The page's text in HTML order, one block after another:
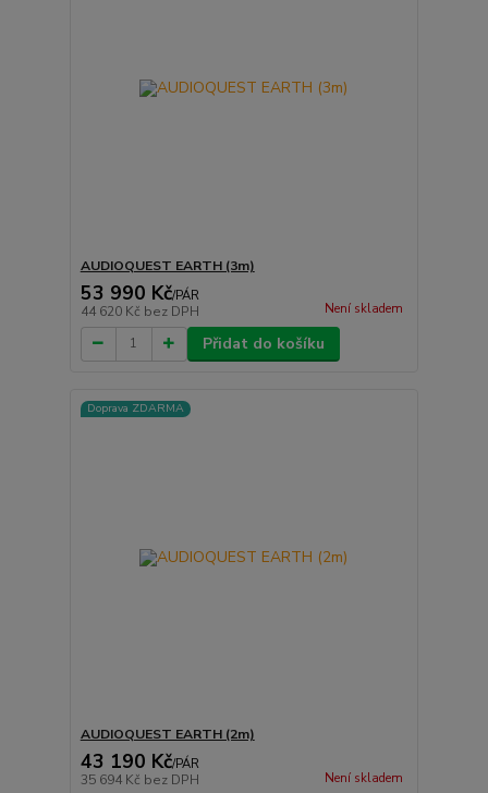
AUDIOQUEST EARTH (3m)
53 990 Kč/PÁR
44 620 Kč bez DPH Není skladem
Přidat do košíku
Doprava ZDARMA
AUDIOQUEST EARTH (2m)
43 190 Kč/PÁR
35 694 Kč bez DPH Není skladem